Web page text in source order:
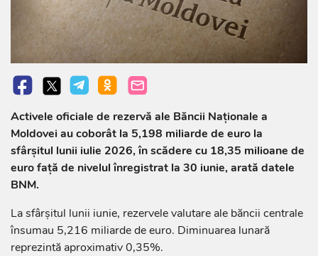
Activele oficiale de rezervă ale Băncii Naționale a
Moldovei au coborât la 5,198 miliarde de euro la
sfârșitul lunii iulie 2026, în scădere cu 18,35 milioane de
euro față de nivelul înregistrat la 30 iunie, arată datele
BNM.
La sfârșitul lunii iunie, rezervele valutare ale băncii centrale
însumau 5,216 miliarde de euro. Diminuarea lunară
reprezintă aproximativ 0,35%.